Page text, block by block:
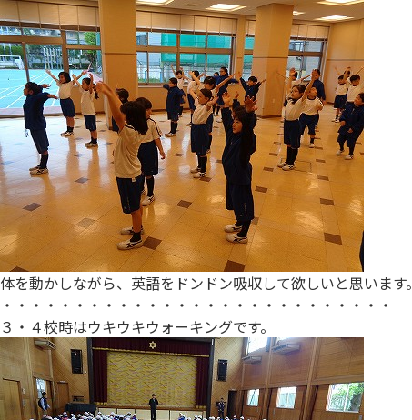
体を動かしながら、英語をドンドン吸収して欲しいと思います。
・・・・・・・・・・・・・・・・・・・・・・・・・・・
３・４校時はウキウキウォーキングです。